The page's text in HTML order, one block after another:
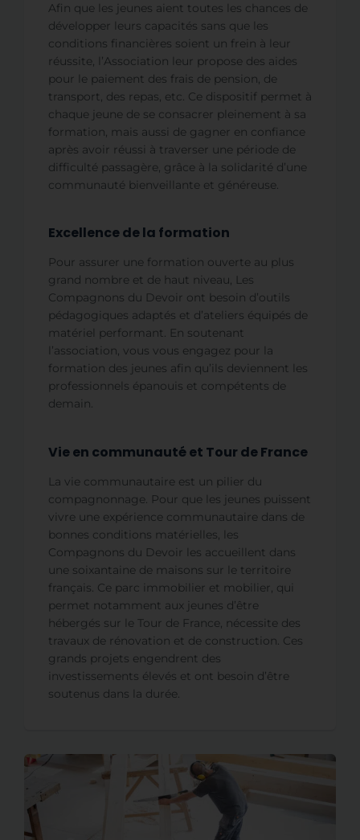
Afin que les jeunes aient toutes les chances de
développer leurs capacités sans que les
conditions financières soient un frein à leur
réussite, l’Association leur propose des aides
pour le paiement des frais de pension, de
transport, des repas, etc. Ce dispositif permet à
chaque jeune de se consacrer pleinement à sa
formation, mais aussi de gagner en confiance
après avoir réussi à traverser une période de
difficulté passagère, grâce à la solidarité d’une
communauté bienveillante et généreuse.
Excellence de la formation
Pour assurer une formation ouverte au plus
grand nombre et de haut niveau, Les
Compagnons du Devoir ont besoin d’outils
pédagogiques adaptés et d’ateliers équipés de
matériel performant. En soutenant
l’association, vous vous engagez pour la
formation des jeunes afin qu’ils deviennent les
professionnels épanouis et compétents de
demain.
Vie en communauté et Tour de France
La vie communautaire est un pilier du
compagnonnage. Pour que les jeunes puissent
vivre une expérience communautaire dans de
bonnes conditions matérielles, les
Compagnons du Devoir les accueillent dans
une soixantaine de maisons sur le territoire
français. Ce parc immobilier et mobilier, qui
permet notamment aux jeunes d’être
hébergés sur le Tour de France, nécessite des
travaux de rénovation et de construction. Ces
grands projets engendrent des
investissements élevés et ont besoin d’être
soutenus dans la durée.